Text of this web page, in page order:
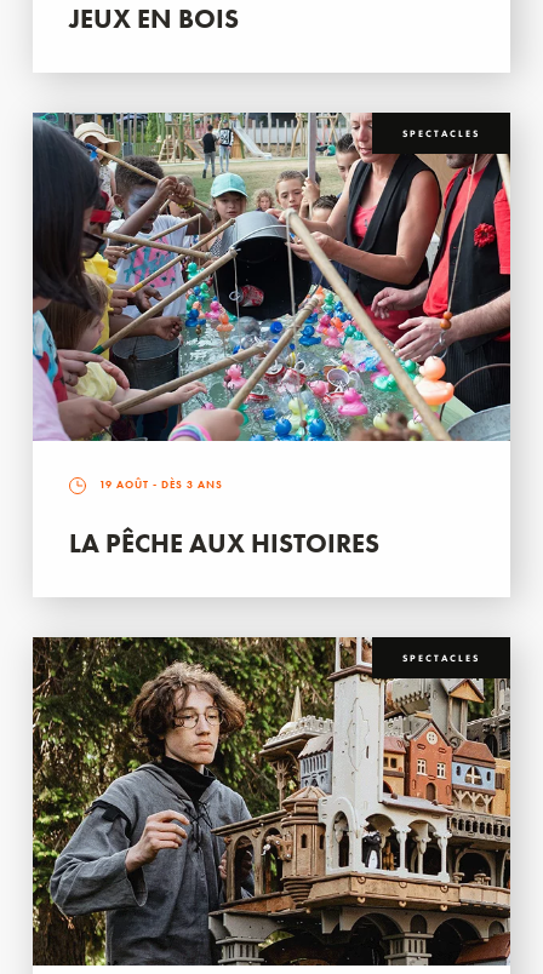
JEUX EN BOIS
SPECTACLES
19 AOÛT - DÈS 3 ANS
LA PÊCHE AUX HISTOIRES
SPECTACLES